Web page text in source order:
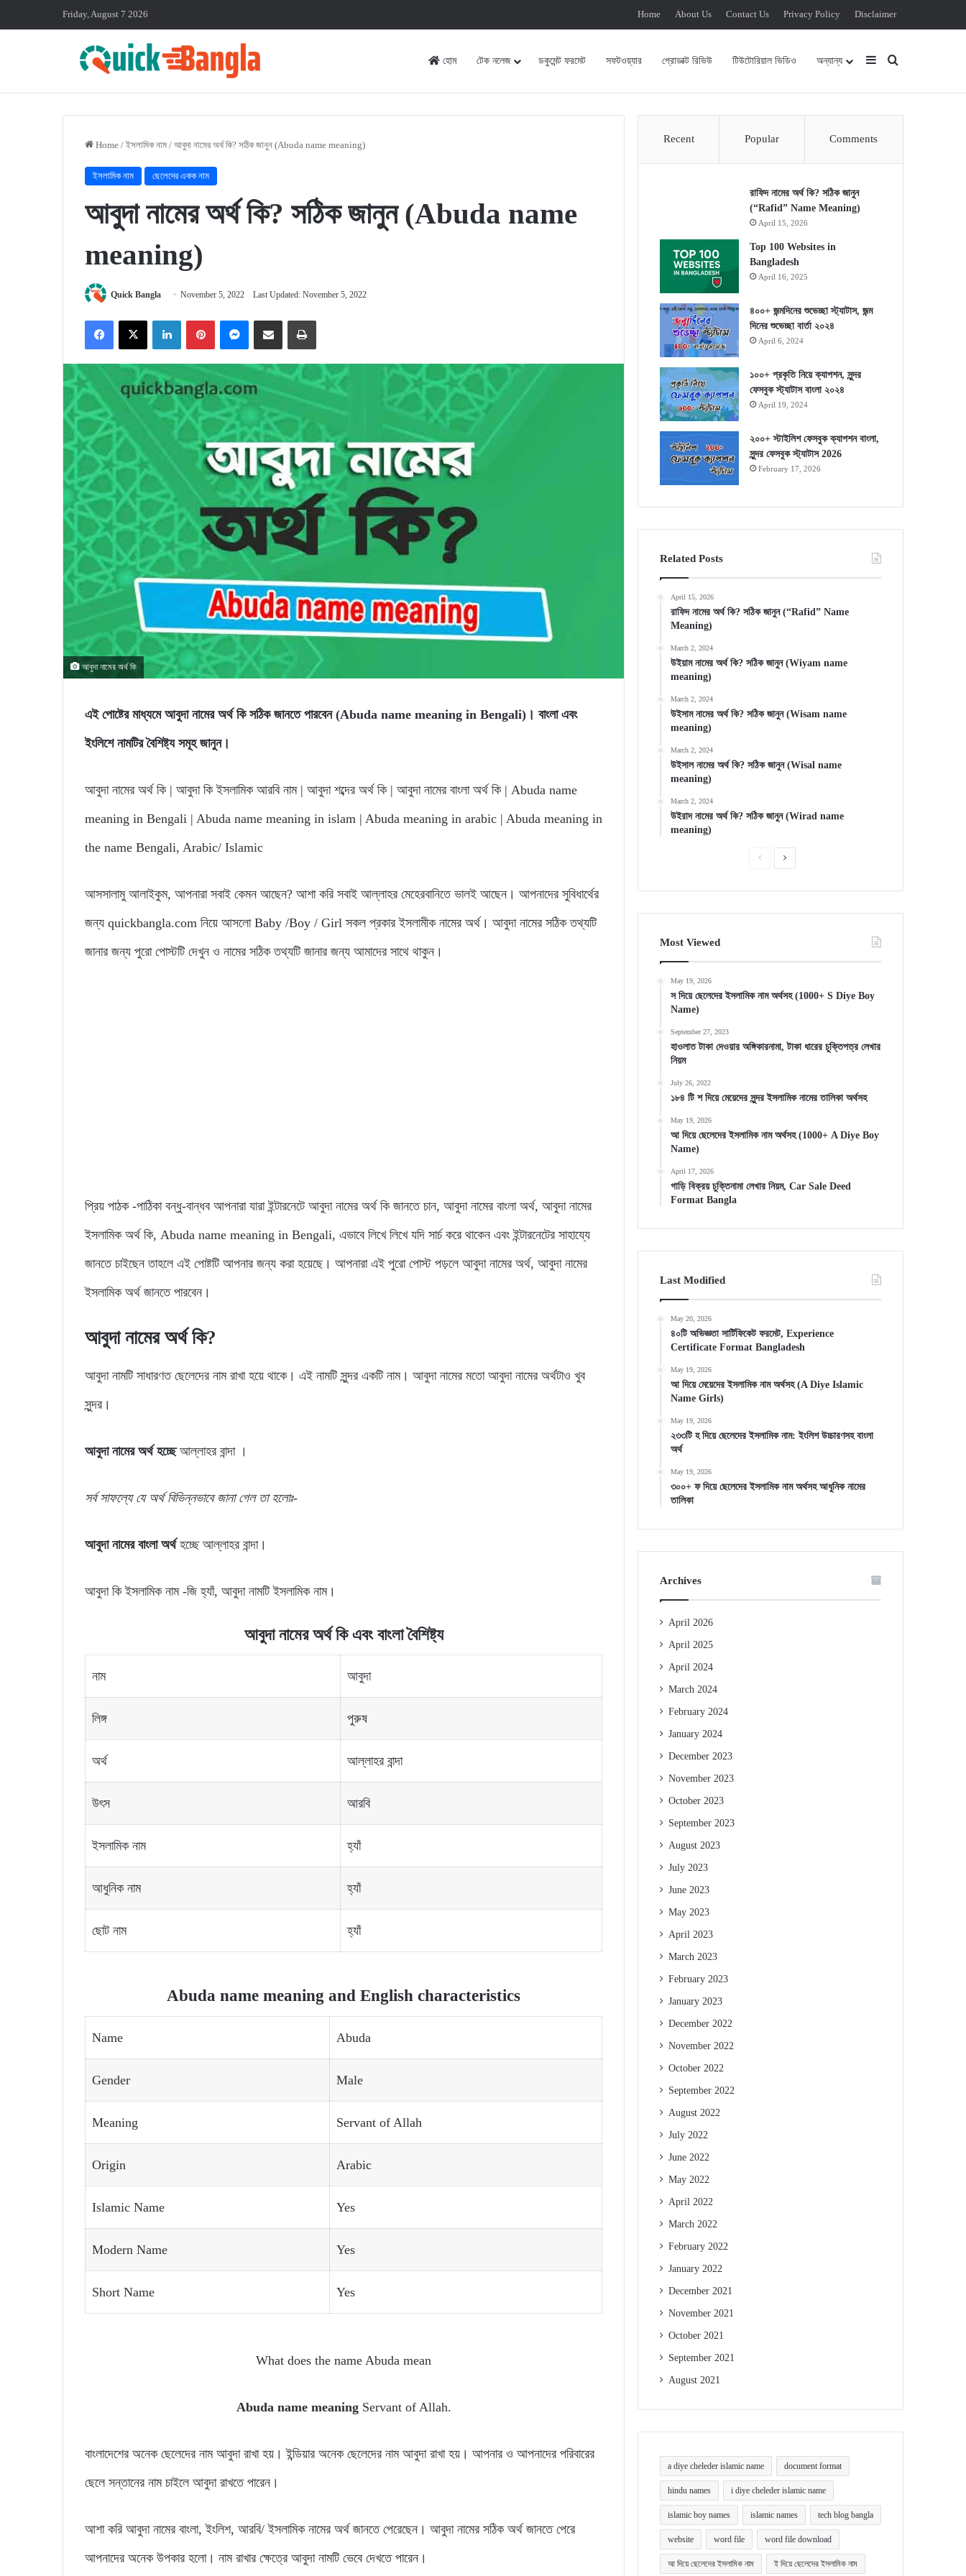
Friday, August 7 2026 Home About Us Contact Us Privacy Policy Disclaimer
হোম টেক নলেজ ডকুমেন্ট ফরমেট সফটওয়্যার প্রোডাক্ট রিভিউ টিউটোরিয়াল ভিডিও অন্যান্য Sidebar
Home / ইসলামিক নাম / আবুদা নামের অর্থ কি? সঠিক জানুন (Abuda name meaning)
ইসলামিক নাম ছেলেদের একক নাম
আবুদা নামের অর্থ কি? সঠিক জানুন (Abuda name
meaning)
Quick Bangla November 5, 2022 Last Updated: November 5, 2022
FacebookX LinkedInPinterestMessengerShare via Email Print
আবুদা নামের অর্থ কি
এই পোষ্টের মাধ্যমে আবুদা নামের অর্থ কি সঠিক জানতে পারবেন (Abuda name meaning in Bengali)। বাংলা এবং
ইংলিশে নামটির বৈশিষ্ট্য সমূহ জানুন।
আবুদা নামের অর্থ কি | আবুদা কি ইসলামিক আরবি নাম | আবুদা শব্দের অর্থ কি | আবুদা নামের বাংলা অর্থ কি | Abuda name
meaning in Bengali | Abuda name meaning in islam | Abuda meaning in arabic | Abuda meaning in
the name Bengali, Arabic/ Islamic
আসসালামু আলাইকুম, আপনারা সবাই কেমন আছেন? আশা করি সবাই আল্লাহর মেহেরবানিতে ভালই আছেন। আপনাদের সুবিধার্থের
জন্য quickbangla.com নিয়ে আসলো Baby /Boy / Girl সকল প্রকার ইসলামীক নামের অর্থ। আবুদা নামের সঠিক তথ্যটি
জানার জন্য পুরো পোস্টটি দেখুন ও নামের সঠিক তথ্যটি জানার জন্য আমাদের সাথে থাকুন।
প্রিয় পাঠক -পাঠিকা বন্ধু-বান্ধব আপনারা যারা ইন্টারনেটে আবুদা নামের অর্থ কি জানতে চান, আবুদা নামের বাংলা অর্থ, আবুদা নামের
ইসলামিক অর্থ কি, Abuda name meaning in Bengali, এভাবে লিখে লিখে যদি সার্চ করে থাকেন এবং ইন্টারনেটের সাহায্যে
জানতে চাইছেন তাহলে এই পোষ্টটি আপনার জন্য করা হয়েছে। আপনারা এই পুরো পোস্ট পড়লে আবুদা নামের অর্থ, আবুদা নামের
ইসলামিক অর্থ জানতে পারবেন।
আবুদা নামের অর্থ কি?
আবুদা নামটি সাধারণত ছেলেদের নাম রাখা হয়ে থাকে। এই নামটি সুন্দর একটি নাম। আবুদা নামের মতো আবুদা নামের অর্থটাও খুব
সুন্দর।
আবুদা নামের অর্থ হচ্ছেআল্লাহর বান্দা ।
সর্ব সাফল্যে যে অর্থ বিভিন্নভাবে জানা গেল তা হলোঃ-
আবুদা নামের বাংলা অর্থহচ্ছে আল্লাহর বান্দা।
আবুদা কি ইসলামিক নাম -জি হ্যাঁ, আবুদা নামটি ইসলামিক নাম।
আবুদা নামের অর্থ কি এবং বাংলা বৈশিষ্ট্য
নাম আবুদা
লিঙ্গ পুরুষ
অর্থ আল্লাহর বান্দা
উৎস আরবি
ইসলামিক নাম হ্যাঁ
আধুনিক নাম হ্যাঁ
ছোট নাম হ্যাঁ
Abuda name meaning and English characteristics
Name Abuda
Gender Male
Meaning Servant of Allah
Origin Arabic
Islamic Name Yes
Modern Name Yes
Short Name Yes
What does the name Abuda mean
Abuda name meaning Servant of Allah.
বাংলাদেশের অনেক ছেলেদের নাম আবুদা রাখা হয়। ইন্ডিয়ার অনেক ছেলেদের নাম আবুদা রাখা হয়। আপনার ও আপনাদের পরিবারের
ছেলে সন্তানের নাম চাইলে আবুদা রাখতে পারেন।
আশা করি আবুদা নামের বাংলা, ইংলিশ, আরবি/ ইসলামিক নামের অর্থ জানতে পেরেছেন। আবুদা নামের সঠিক অর্থ জানতে পেরে
আপনাদের অনেক উপকার হলো। নাম রাখার ক্ষেত্রে আবুদা নামটি ভেবে দেখতে পারেন।
Recent Popular Comments
রাফিদ নামের অর্থ কি? সঠিক জানুন
(“Rafid” Name Meaning)
April 15, 2026
Top 100 Websites in
Bangladesh
April 16, 2025
৪০০+ জন্মদিনের শুভেচ্ছা স্ট্যাটাস, জন্ম
দিনের শুভেচ্ছা বার্তা ২০২৪
April 6, 2024
১০০+ প্রকৃতি নিয়ে ক্যাপশন, সুন্দর
ফেসবুক স্ট্যাটাস বাংলা ২০২৪
April 19, 2024
২০০+ স্টাইলিশ ফেসবুক ক্যাপশন বাংলা,
সুন্দর ফেসবুক স্ট্যাটাস 2026
February 17, 2026
Related Posts
April 15, 2026
রাফিদ নামের অর্থ কি? সঠিক জানুন (“Rafid” Name
Meaning)
March 2, 2024
উইয়াম নামের অর্থ কি? সঠিক জানুন (Wiyam name
meaning)
March 2, 2024
উইসাম নামের অর্থ কি? সঠিক জানুন (Wisam name
meaning)
March 2, 2024
উইসাল নামের অর্থ কি? সঠিক জানুন (Wisal name
meaning)
March 2, 2024
উইরাদ নামের অর্থ কি? সঠিক জানুন (Wirad name
meaning)
PreviousNext
Most Viewed
May 19, 2026
স দিয়ে ছেলেদের ইসলামিক নাম অর্থসহ (1000+ S Diye Boy
Name)
September 27, 2023
হাওলাত টাকা দেওয়ার অঙ্গিকারনামা, টাকা ধারের চুক্তিপত্র লেখার
নিয়ম
July 26, 2022
১৮৪ টি শ দিয়ে মেয়েদের সুন্দর ইসলামিক নামের তালিকা অর্থসহ
May 19, 2026
আ দিয়ে ছেলেদের ইসলামিক নাম অর্থসহ (1000+ A Diye Boy
Name)
April 17, 2026
গাড়ি বিক্রয় চুক্তিনামা লেখার নিয়ম, Car Sale Deed
Format Bangla
Last Modified
May 20, 2026
৪০টি অভিজ্ঞতা সার্টিফিকেট ফরমেট, Experience
Certificate Format Bangladesh
May 19, 2026
আ দিয়ে মেয়েদের ইসলামিক নাম অর্থসহ (A Diye Islamic
Name Girls)
May 19, 2026
২৩৩টি হ দিয়ে ছেলেদের ইসলামিক নাম: ইংলিশ উচ্চারণসহ বাংলা
অর্থ
May 19, 2026
৩০০+ ফ দিয়ে ছেলেদের ইসলামিক নাম অর্থসহ আধুনিক নামের
তালিকা
Archives
April 2026
April 2025
April 2024
March 2024
February 2024
January 2024
December 2023
November 2023
October 2023
September 2023
August 2023
July 2023
June 2023
May 2023
April 2023
March 2023
February 2023
January 2023
December 2022
November 2022
October 2022
September 2022
August 2022
July 2022
June 2022
May 2022
April 2022
March 2022
February 2022
January 2022
December 2021
November 2021
October 2021
September 2021
August 2021
a diye cheleder islamic name document format
hindu names i diye cheleder islamic name
islamic boy names islamic names tech blog bangla
website word file word file download
আ দিয়ে ছেলেদের ইসলামিক নাম ই দিয়ে ছেলেদের ইসলামিক নাম